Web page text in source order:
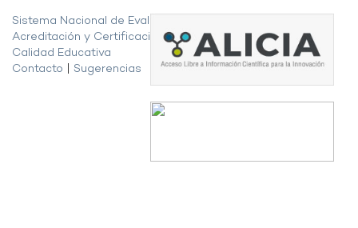
Sistema Nacional de Evaluación,
Acreditación y Certificación de la
Calidad Educativa
Contacto
Sugerencias